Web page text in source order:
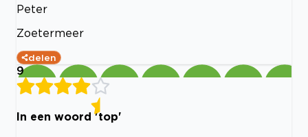
Peter
Zoetermeer
delen
9
In een woord 'top'